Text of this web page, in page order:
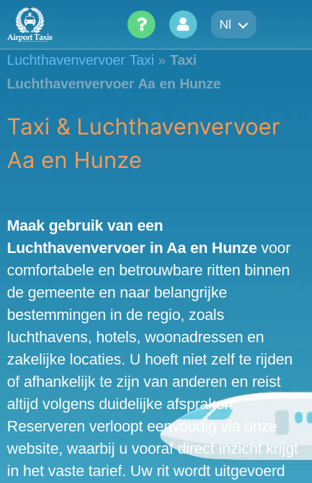
Skip
content
Nl
Luchthavenvervoer Taxi » Taxi
Luchthavenvervoer Aa en Hunze
Taxi & Luchthavenvervoer
Aa en Hunze
Maak gebruik van een
Luchthavenvervoer in Aa en Hunze voor
comfortabele en betrouwbare ritten binnen
de gemeente en naar belangrijke
bestemmingen in de regio, zoals
luchthavens, hotels, woonadressen en
zakelijke locaties. U hoeft niet zelf te rijden
of afhankelijk te zijn van anderen en reist
altijd volgens duidelijke afspraken.
Reserveren verloopt eenvoudig via onze
website, waarbij u vooraf direct inzicht krijgt
in het vaste tarief. Uw rit wordt uitgevoerd